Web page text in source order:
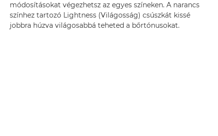
módosításokat végezhetsz az egyes színeken. A narancs
színhez tartozó Lightness (Világosság) csúszkát kissé
jobbra húzva világosabbá teheted a bőrtónusokat.